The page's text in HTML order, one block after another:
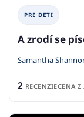
PRE DETI
A zrodí se
Samantha
2 RECENZIECENA Z